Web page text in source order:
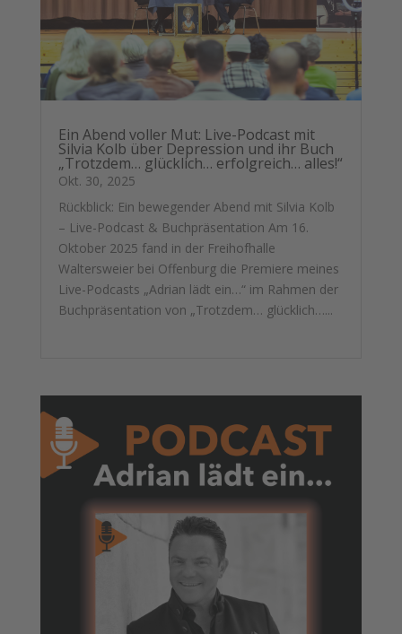
Ein Abend voller Mut: Live-Podcast mit
Silvia Kolb über Depression und ihr Buch
„Trotzdem… glücklich… erfolgreich… alles!“
Okt. 30, 2025
Rückblick: Ein bewegender Abend mit Silvia Kolb
– Live-Podcast & Buchpräsentation Am 16.
Oktober 2025 fand in der Freihofhalle
Waltersweier bei Offenburg die Premiere meines
Live-Podcasts „Adrian lädt ein…“ im Rahmen der
Buchpräsentation von „Trotzdem… glücklich…...